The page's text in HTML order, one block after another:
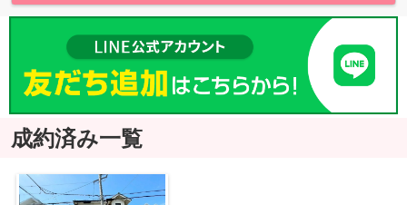
成約済み一覧